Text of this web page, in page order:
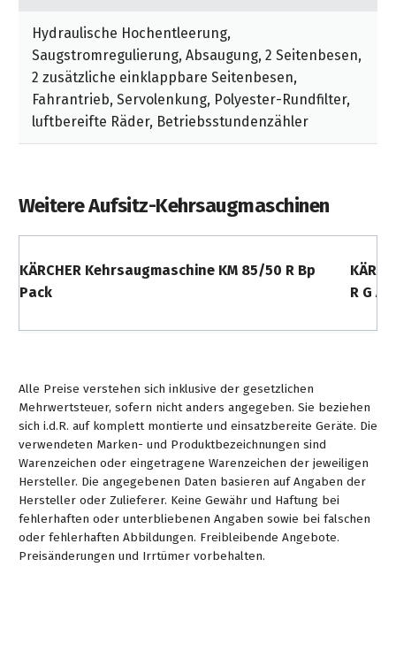
Hydraulische Hochentleerung,
Saugstromregulierung, Absaugung, 2 Seitenbesen,
2 zusätzliche einklappbare Seitenbesen,
Fahrantrieb, Servolenkung, Polyester-Rundfilter,
luftbereifte Räder, Betriebsstundenzähler
Weitere Aufsitz-Kehrsaugmaschinen
KÄRCHER Kehrsaugmaschine KM 85/50 R Bp
Pack
R G
Alle Preise verstehen sich inklusive der gesetzlichen
Mehrwertsteuer, sofern nicht anders angegeben. Sie beziehen
sich i.d.R. auf komplett montierte und einsatzbereite Geräte. Die
verwendeten Marken- und Produktbezeichnungen sind
Warenzeichen oder eingetragene Warenzeichen der jeweiligen
Hersteller. Die angegebenen Daten basieren auf Angaben der
Hersteller oder Zulieferer. Keine Gewähr und Haftung bei
fehlerhaften oder unterbliebenen Angaben sowie bei falschen
oder fehlerhaften Abbildungen. Freibleibende Angebote.
Preisänderungen und Irrtümer vorbehalten.